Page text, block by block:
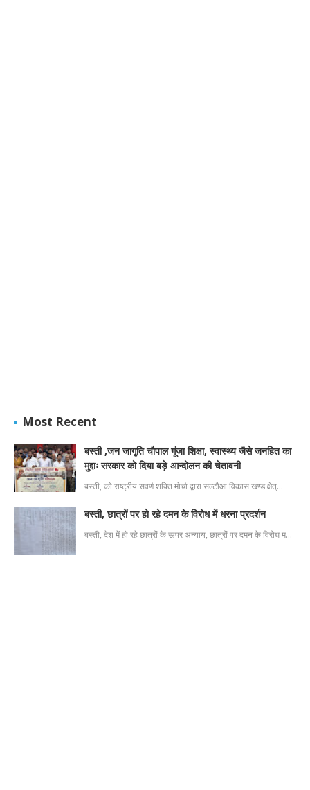
Most Recent
बस्ती ,जन जागृति चौपाल गूंजा शिक्षा, स्वास्थ्य जैसे जनहित का
मुद्दाः सरकार को दिया बड़े आन्दोलन की चेतावनी
बस्ती, को राष्ट्रीय सवर्ण शक्ति मोर्चा द्वारा सल्टौआ विकास खण्ड क्षेत्…
बस्ती, छात्रों पर हो रहे दमन के विरोध में धरना प्रदर्शन
बस्ती, देश में हो रहे छात्रों के ऊपर अन्याय, छात्रों पर दमन के विरोध म…